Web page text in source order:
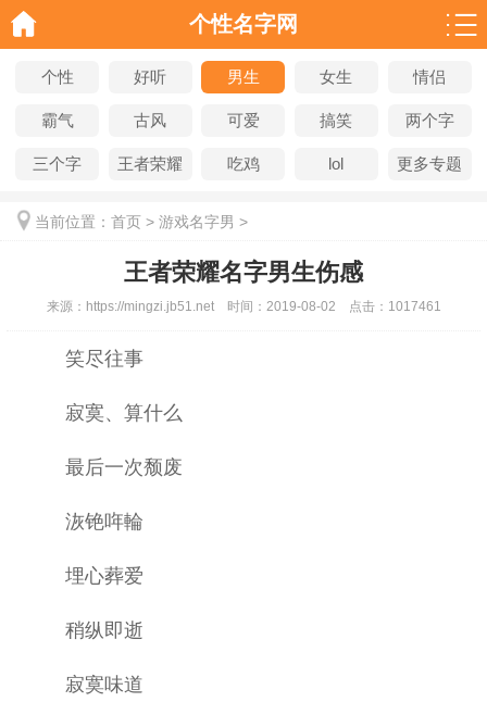
个性名字网
个性 好听 男生 女生 情侣
霸气 古风 可爱 搞笑 两个字
三个字 王者荣耀 吃鸡 lol 更多专题
当前位置： 首页 > 游戏名字男 >
王者荣耀名字男生伤感
来源： https://mingzi.jb51.net 时间： 2019-08-02 点击： 1017461
笑尽往事
寂寞、算什么
最后一次颓废
洃铯哖輪
埋心葬爱
稍纵即逝
寂寞味道